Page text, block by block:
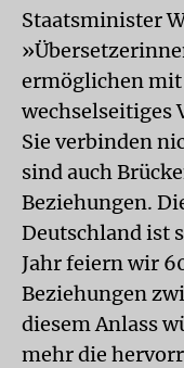
Staatsminister
ermöglichen
wechselseitiges
Sie verbinden
sind auch
Beziehungen.
Deutschland ist
Jahr feiern wir
Beziehungen
diesem Anlass
mehr die